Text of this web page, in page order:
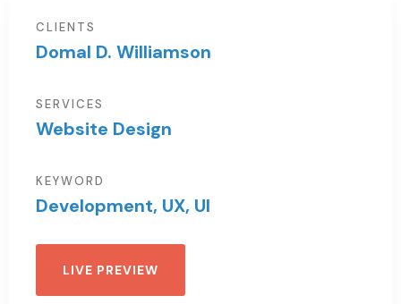
CLIENTS
Domal D. Williamson
SERVICES
Website Design
KEYWORD
Development, UX, UI
LIVE PREVIEW